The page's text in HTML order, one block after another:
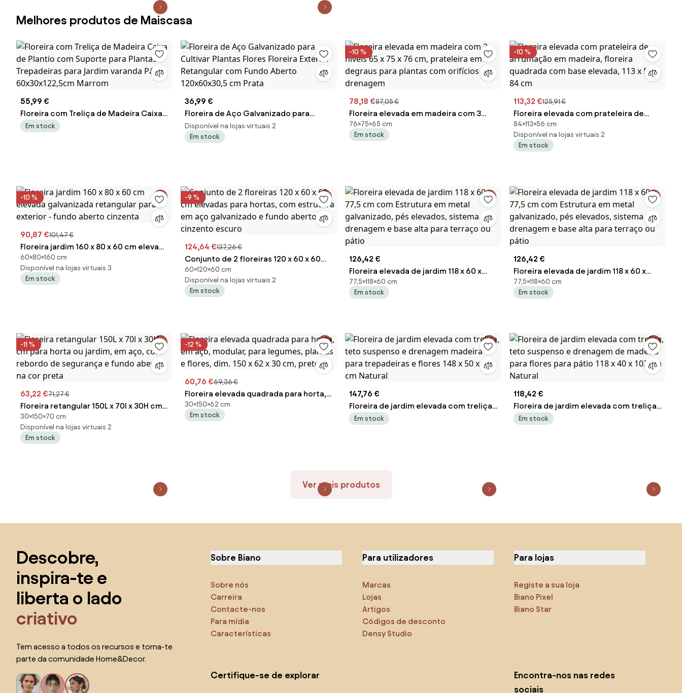
Melhores produtos de Maiscasa
55,99 €
Floreira com Treliça de Madeira Caixa
de Plantio com Suporte para Plantas
Em stock
36,99 €
Floreira de Aço Galvanizado para
Cultivar Plantas Flores Floreira Exterior
Retangular com Fundo Aberto
Disponível na lojas virtuais 2
Em stock
-10 %
78,18 €87,05 €
Floreira elevada em madeira com 3
níveis 65 x 75 x 76 cm, prateleira em
degraus para plantas com orifícios de
76×75×65 cm
Em stock
-10 %
113,32 €125,91 €
Floreira elevada com prateleira de
arrumação em madeira, floreira
quadrada com base elevada, 113 x 56 x
84 cm
84×113×56 cm
Disponível na lojas virtuais 2
Em stock
-10 %
90,87 €101,47 €
Floreira jardim 160 x 80 x 60 cm elevada
galvanizada retangular para exterior -
fundo aberto cinzenta
60×80×160 cm
Disponível na lojas virtuais 3
Em stock
-9 %
124,64 €137,26 €
Conjunto de 2 floreiras 120 x 60 x 60
cm elevadas para hortas, com
estrutura em aço galvanizado e fundo
aberto, cinzento escuro
60×120×60 cm
Disponível na lojas virtuais 2
Em stock
126,42 €
Floreira elevada de jardim 118 x 60 x
77,5 cm com Estrutura em metal
galvanizado, pés elevados, sistema de
77,5×118×60 cm
Em stock
126,42 €
Floreira elevada de jardim 118 x 60 x
77,5 cm com Estrutura em metal
galvanizado, pés elevados, sistema de
77,5×118×60 cm
Em stock
-11 %
63,22 €71,27 €
Floreira retangular 150L x 70l x 30H cm
para horta ou jardim, em aço, com
rebordo de segurança e fundo aberto,
na cor preta
30×150×70 cm
Disponível na lojas virtuais 2
Em stock
-12 %
60,76 €69,36 €
Floreira elevada quadrada para horta,
em aço, modular, para legumes,
plantas e flores, dim. 150 x 62 x 30 cm,
30×150×62 cm
Em stock
147,76 €
Floreira de jardim elevada com treliça,
teto suspenso e drenagem madeira
Em stock
118,42 €
Floreira de jardim elevada com treliça,
teto suspenso e drenagem de madeira
Em stock
Ver mais produtos
Descobre,
inspira-te e
liberta o lado
criativo
Tem acesso a todos os recursos e torna-te
parte da comunidade Home&Decor.
Sobre Biano
Sobre nós
Carreira
Contacte-nos
Para mídia
Características
Para utilizadores
Marcas
Lojas
Artigos
Códigos de desconto
Densy Studio
Para lojas
Registe a sua loja
Biano Pixel
Biano Star
Certifique-se de explorar
Encontra-nos nas redes
sociais